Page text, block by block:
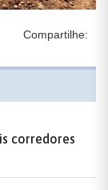
Compartilhe:
corredores